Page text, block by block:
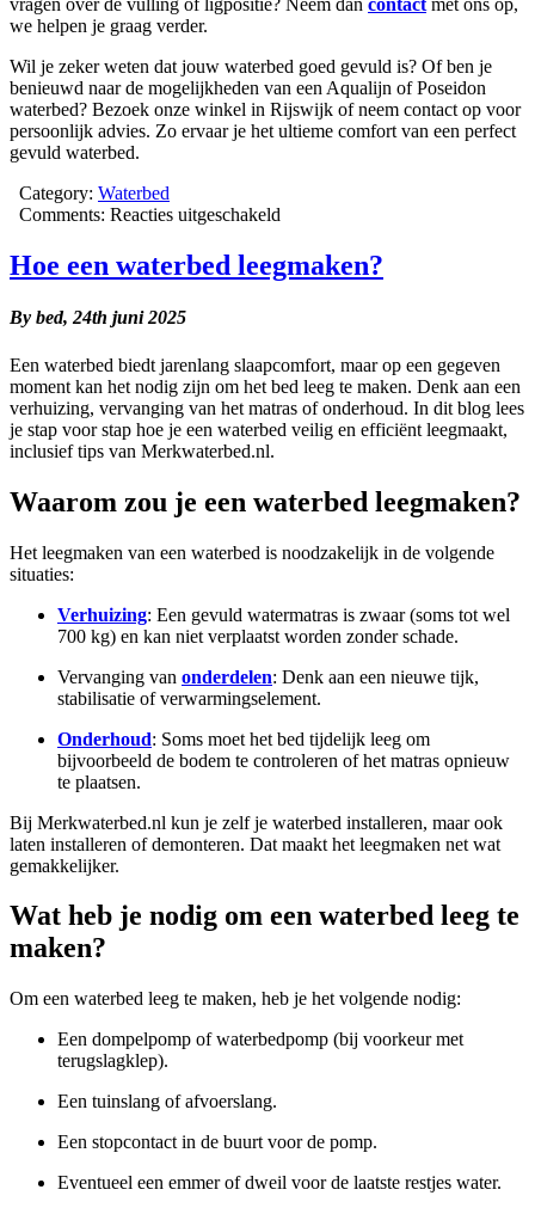
vragen over de vulling of ligpositie? Neem dan contact met ons op,
we helpen je graag verder.
Wil je zeker weten dat jouw waterbed goed gevuld is? Of ben je
benieuwd naar de mogelijkheden van een Aqualijn of Poseidon
waterbed? Bezoek onze winkel in Rijswijk of neem contact op voor
persoonlijk advies. Zo ervaar je het ultieme comfort van een perfect
gevuld waterbed.
Category: Waterbed
Comments: Reacties uitgeschakeld
vol
moet
Hoe een waterbed leegmaken?
By bed, 24th juni 2025
Een waterbed biedt jarenlang slaapcomfort, maar op een gegeven
moment kan het nodig zijn om het bed leeg te maken. Denk aan een
verhuizing, vervanging van het matras of onderhoud. In dit blog lees
je stap voor stap hoe je een waterbed veilig en efficiënt leegmaakt,
inclusief tips van Merkwaterbed.nl.
Waarom zou je een waterbed leegmaken?
Het leegmaken van een waterbed is noodzakelijk in de volgende
situaties:
Verhuizing: Een gevuld watermatras is zwaar (soms tot wel
700 kg) en kan niet verplaatst worden zonder schade.
Vervanging van onderdelen: Denk aan een nieuwe tijk,
stabilisatie of verwarmingselement.
Onderhoud: Soms moet het bed tijdelijk leeg om
bijvoorbeeld de bodem te controleren of het matras opnieuw
te plaatsen.
Bij Merkwaterbed.nl kun je zelf je waterbed installeren, maar ook
laten installeren of demonteren. Dat maakt het leegmaken net wat
gemakkelijker.
Wat heb je nodig om een waterbed leeg te
maken?
Om een waterbed leeg te maken, heb je het volgende nodig:
Een dompelpomp of waterbedpomp (bij voorkeur met
terugslagklep).
Een tuinslang of afvoerslang.
Een stopcontact in de buurt voor de pomp.
Eventueel een emmer of dweil voor de laatste restjes water.